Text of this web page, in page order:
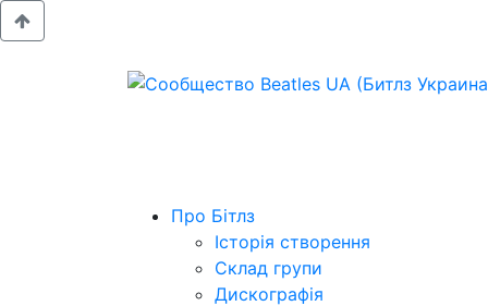
Про Бітлз
Історія створення
Склад групи
Дискографія